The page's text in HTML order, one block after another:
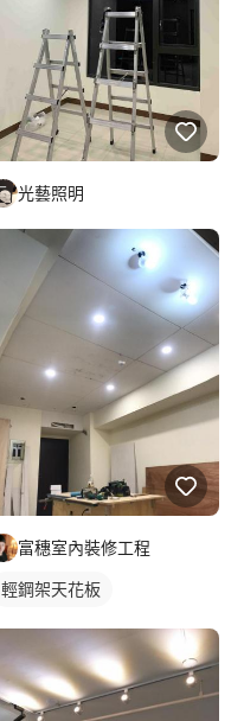
光藝照明
富穗室內裝修工程
輕鋼架天花板